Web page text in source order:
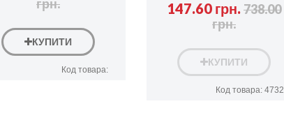
грн.
КУПИТИ
Код товара:
147.60 грн.738.00
грн.
КУПИТИ
Код товара: 4732